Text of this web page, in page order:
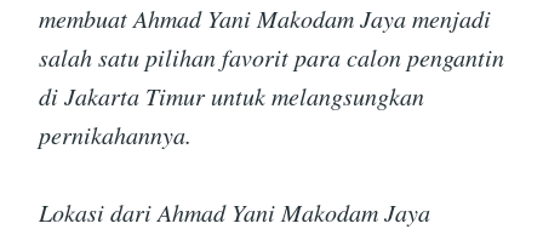
membuat Ahmad Yani Makodam Jaya menjadi
salah satu pilihan favorit para calon pengantin
di Jakarta Timur untuk melangsungkan
pernikahannya.
Lokasi dari Ahmad Yani Makodam Jaya